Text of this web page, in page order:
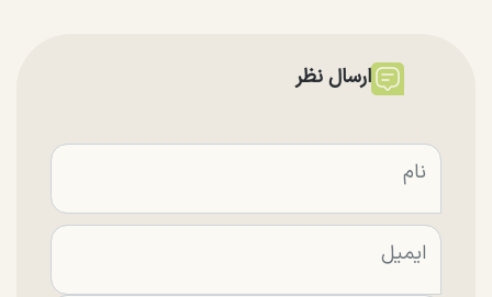
ارسال نظر